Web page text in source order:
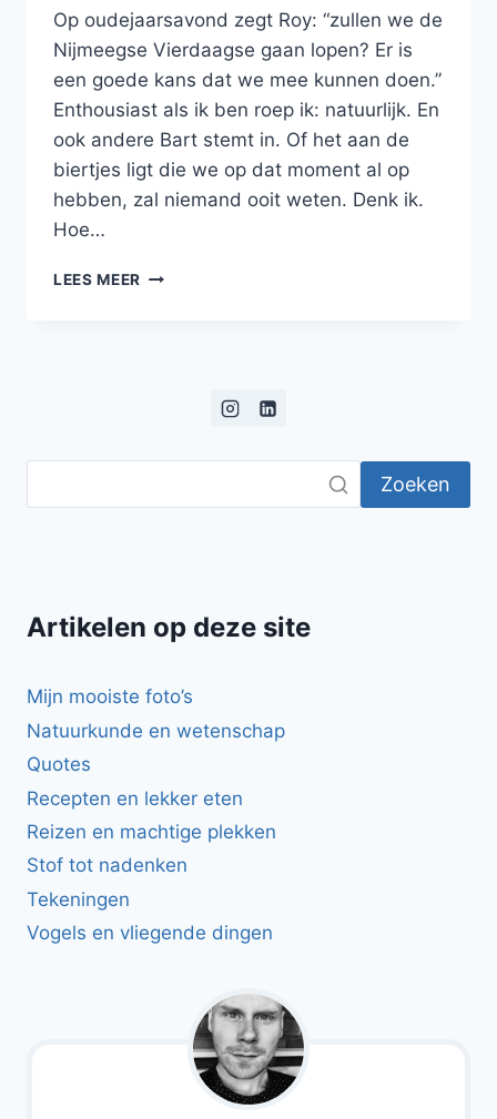
Op oudejaarsavond zegt Roy: “zullen we de
Nijmeegse Vierdaagse gaan lopen? Er is
een goede kans dat we mee kunnen doen.”
Enthousiast als ik ben roep ik: natuurlijk. En
ook andere Bart stemt in. Of het aan de
biertjes ligt die we op dat moment al op
hebben, zal niemand ooit weten. Denk ik.
Hoe…
LEES MEER BLOG:
Zoeken
Artikelen op deze site
Mijn mooiste foto’s
Natuurkunde en wetenschap
Quotes
Recepten en lekker eten
Reizen en machtige plekken
Stof tot nadenken
Tekeningen
Vogels en vliegende dingen